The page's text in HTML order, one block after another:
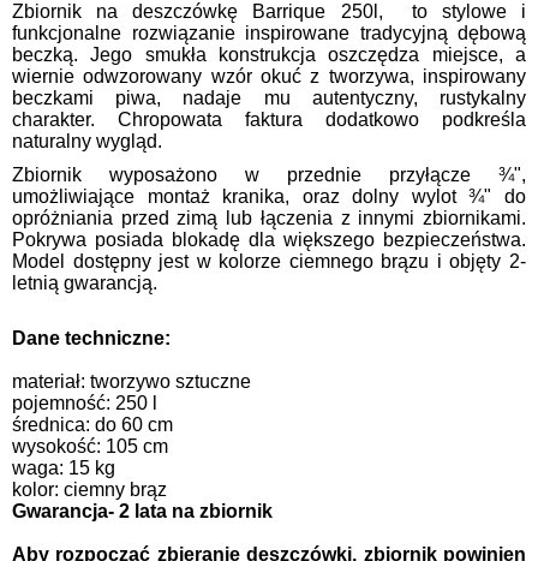
Zbiornik na deszczówkę Barrique 250l, to stylowe i
funkcjonalne rozwiązanie inspirowane tradycyjną dębową
beczką. Jego smukła konstrukcja oszczędza miejsce, a
wiernie odwzorowany wzór okuć z tworzywa, inspirowany
beczkami piwa, nadaje mu autentyczny, rustykalny
charakter. Chropowata faktura dodatkowo podkreśla
naturalny wygląd.
Zbiornik wyposażono w przednie przyłącze ¾",
umożliwiające montaż kranika, oraz dolny wylot ¾" do
opróżniania przed zimą lub łączenia z innymi zbiornikami.
Pokrywa posiada blokadę dla większego bezpieczeństwa.
Model dostępny jest w kolorze ciemnego brązu i objęty 2-
letnią gwarancją.
Dane techniczne:
materiał: tworzywo sztuczne
pojemność: 250 l
średnica: do 60 cm
wysokość: 105 cm
waga: 15 kg
kolor: ciemny brąz
Gwarancja- 2 lata na zbiornik
Aby rozpocząć zbieranie deszczówki, zbiornik powinien